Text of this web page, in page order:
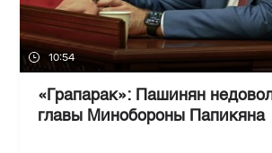
10:54
«Грапарак»: Пашинян
главы Минобороны Папикяна